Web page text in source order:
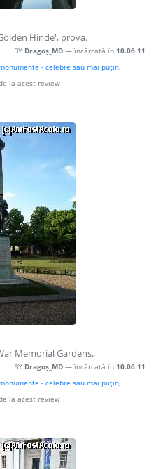
Hinde', prova.
BY Dragoș_MD — încărcată în 10.06.11
- celebre sau mai puţin,
la acest review
Memorial Gardens.
BY Dragoș_MD — încărcată în 10.06.11
- celebre sau mai puţin,
la acest review